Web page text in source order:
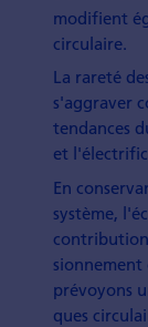
modifient
circulaire.
La rareté
s'aggraver
tendances
et
En
système,
sionnement
prévoyons
ques